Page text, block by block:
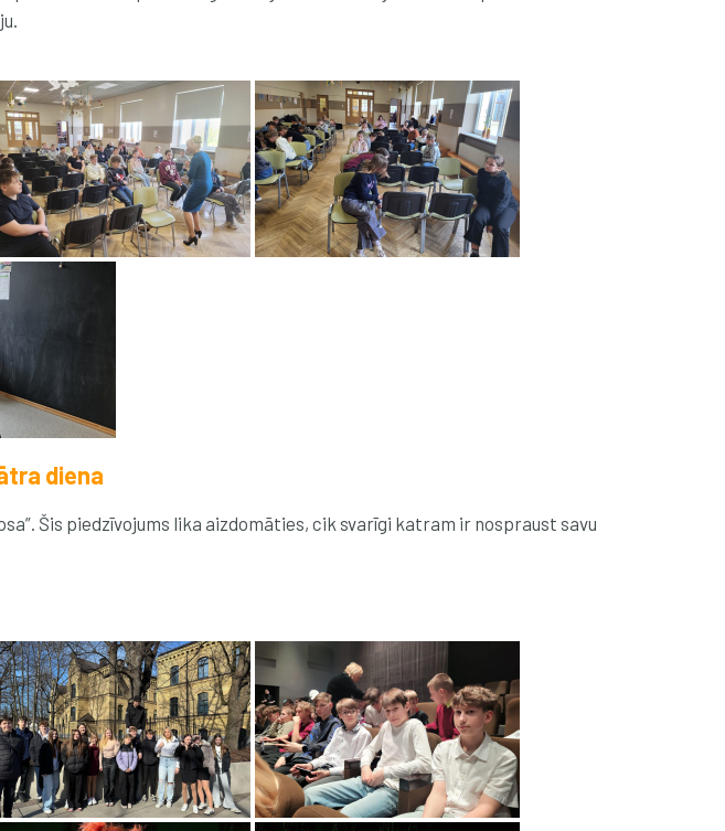
diena
Šis piedzīvojums lika aizdomāties, cik svarīgi katram ir nospraust savu